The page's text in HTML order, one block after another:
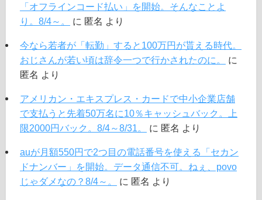
「オフラインコード払い」を開始。そんなことよ
り。8/4～。
に 匿名 より
今なら若者が「転勤」すると100万円が貰える時代。
おじさんが若い頃は辞令一つで行かされたのに。
に
匿名 より
アメリカン・エキスプレス・カードで中小企業店舗
で支払うと先着50万名に10％キャッシュバック。上
限2000円バック。8/4～8/31。
に 匿名 より
auが月額550円で2つ目の電話番号を使える「セカン
ドナンバー」を開始。データ通信不可。ねぇ、povo
じゃダメなの？8/4～。
に 匿名 より